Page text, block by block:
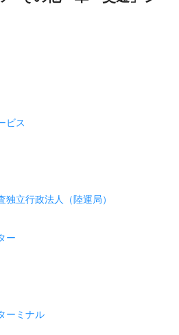
ビス
立行政法人（陸運局）
ー
ーミナル